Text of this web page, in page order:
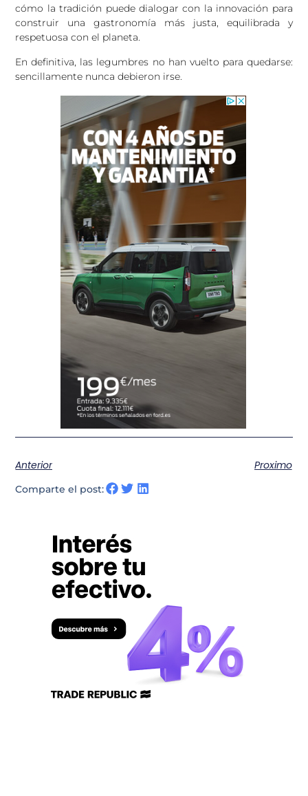
cómo la tradición puede dialogar con la innovación para
construir una gastronomía más justa, equilibrada y
respetuosa con el planeta.
En definitiva, las legumbres no han vuelto para quedarse:
sencillamente nunca debieron irse.
Anterior Proximo
Comparte el post: